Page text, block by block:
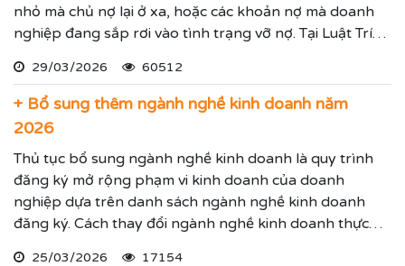
nhỏ mà chủ nợ lại ở xa, hoặc các khoản nợ mà doanh
nghiệp đang sắp rơi vào tình trạng vỡ nợ. Tại Luật Trí
quyết các tranh chấp kinh tế hiệu quả đảm bảo sẽ giúp
thực hiện các yêu cầu mà Quý vị đưa ra.
29/03/2026 60512
+ Bổ sung thêm ngành nghề kinh doanh năm
2026
Thủ tục bổ sung ngành nghề kinh doanh là quy trình
đăng ký mở rộng phạm vi kinh doanh của doanh
nghiệp dựa trên danh sách ngành nghề kinh doanh
đăng ký. Cách thay đổi ngành nghề kinh doanh thực
25/03/2026 17154